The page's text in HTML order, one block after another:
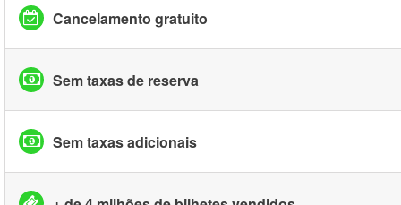
Cancelamento gratuito
Sem taxas de reserva
Sem taxas adicionais